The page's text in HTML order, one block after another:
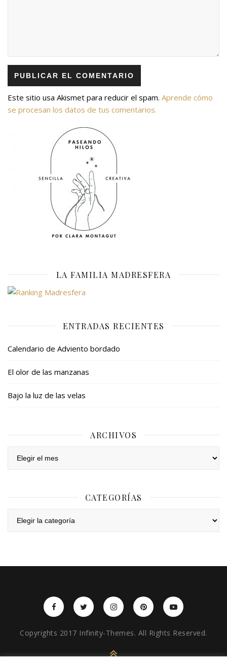
Este sitio usa Akismet para reducir el spam. Aprende cómo
se procesan los datos de tus comentarios.
LA FAMILIA MADRESFERA
ENTRADAS RECIENTES
Calendario de Adviento bordado
El olor de las manzanas
Bajo la luz de las velas
ARCHIVOS
CATEGORÍAS
Copyrights 2017 Infinity-Themes. All Rights Reserved.